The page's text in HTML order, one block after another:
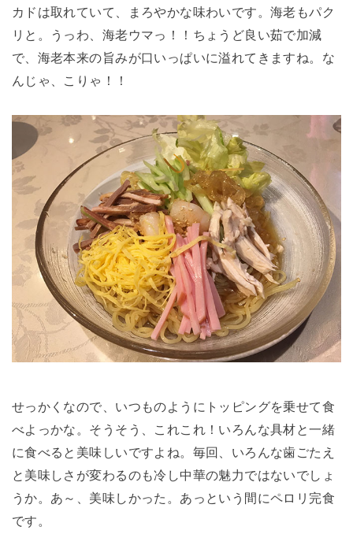
カドは取れていて、まろやかな味わいです。海老もパク
リと。うっわ、海老ウマっ！！ちょうど良い茹で加減
で、海老本来の旨みが口いっぱいに溢れてきますね。な
んじゃ、こりゃ！！
せっかくなので、いつものようにトッピングを乗せて食
べよっかな。そうそう、これこれ！いろんな具材と一緒
に食べると美味しいですよね。毎回、いろんな歯ごたえ
と美味しさが変わるのも冷し中華の魅力ではないでしょ
うか。あ～、美味しかった。あっという間にペロリ完食
です。